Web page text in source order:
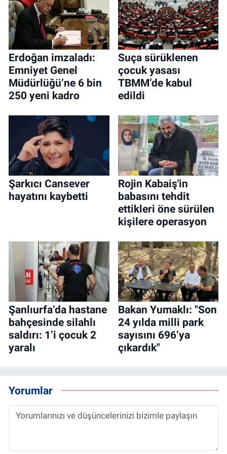
Erdoğan imzaladı:
Emniyet Genel
Müdürlüğü’ne 6 bin
250 yeni kadro
Suça sürüklenen
çocuk yasası
TBMM’de kabul
edildi
Şarkıcı Cansever
hayatını kaybetti
Rojin Kabaiş'in
babasını tehdit
ettikleri öne sürülen
kişilere operasyon
Şanlıurfa’da hastane
bahçesinde silahlı
saldırı: 1’i çocuk 2
yaralı
Bakan Yumaklı: "Son
24 yılda milli park
sayısını 696’ya
çıkardık"
Yorumlar